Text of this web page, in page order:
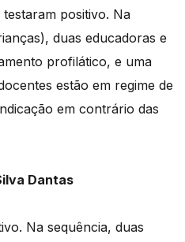
positivo. Na
duas educadoras e
profilático, e uma
estão em regime de
em contrário das
Dantas
Na sequência, duas